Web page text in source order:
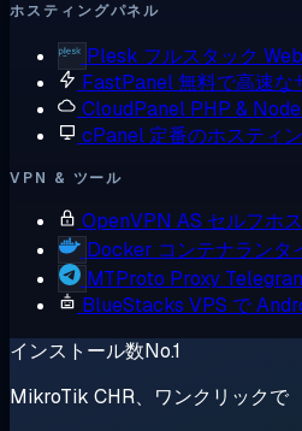
ホスティングパネル
Plesk フルスタック
FastPanel無料で高速な
CloudPanel PHP &
cPanel 定番のホスティ
VPN & ツール
OpenVPN AS セルフホ
Docker コンテナランタ
MTProto Proxy
BlueStacks VPS で
インストール数No.1
MikroTik CHR、ワンクリックで